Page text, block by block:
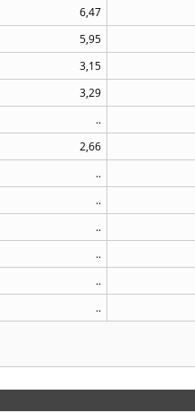
6,47
5,95
3,15
3,29
..
2,66
..
..
..
..
..
..